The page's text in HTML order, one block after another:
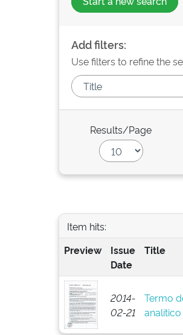
Add filters:
Use filters to refine the
Results/Page
Item hits:
Preview
Issue
Date
Title
2014-
02-21
Termo